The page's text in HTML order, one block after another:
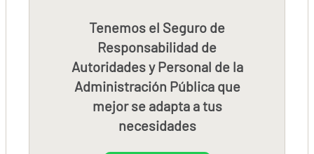
Tenemos el Seguro de
Responsabilidad de
Autoridades y Personal de la
Administración Pública que
mejor se adapta a tus
necesidades